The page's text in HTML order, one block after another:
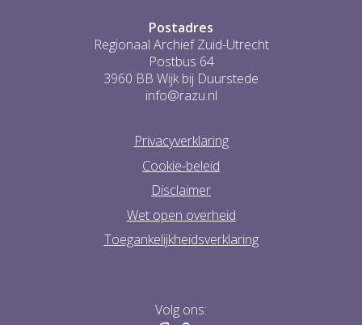
Postadres
Regionaal Archief Zuid-Utrecht
Postbus 64
3960 BB Wijk bij Duurstede
info@razu.nl
Privacyverklaring
Cookie-beleid
Disclaimer
Wet open overheid
Toegankelijkheidsverklaring
Volg ons: